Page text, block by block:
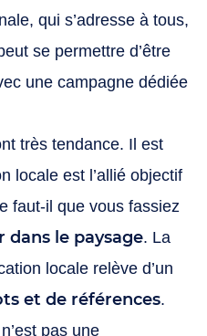
qui s’adresse à tous,
se permettre d’être
une campagne dédiée
très tendance. Il est
locale est l’allié objectif
faut-il que vous fassiez
dans le paysage. La
locale relève d’un
et de références.
pas une